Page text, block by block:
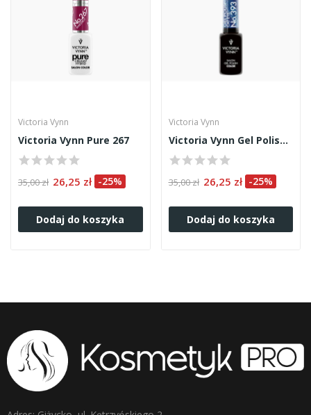
Victoria Vynn
Victoria Vynn Pure 267
35,00 zł 26,25 zł -25%
Dodaj do koszyka
Victoria Vynn
Victoria Vynn Gel Polish 393
35,00 zł 26,25 zł -25%
Dodaj do koszyka